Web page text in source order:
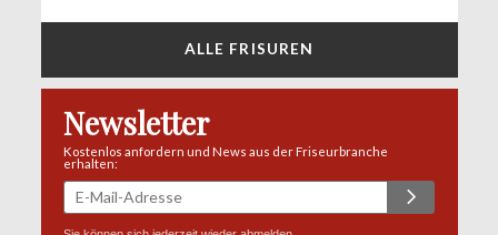
ALLE FRISUREN
Newsletter
Kostenlos anfordern und News aus der Friseurbranche
erhalten: